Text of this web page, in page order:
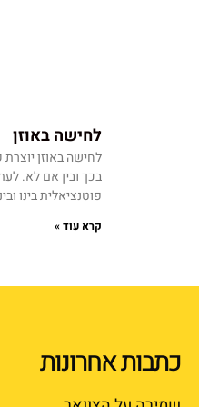
לחישה באוזן
לחישה באוזן יוצרת
בכך ובין אם לא.
פוטנציאלית בינו
קרא עוד »
כתבות אחרונות